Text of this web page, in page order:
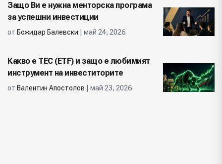
Защо Ви е нужна менторска програма
за успешни инвестиции
от Божидар Балевски | май 24, 2026
Какво е ТЕС (ETF) и защо е любимият
инструмент на инвеститорите
от Валентин Апостолов | май 23, 2026